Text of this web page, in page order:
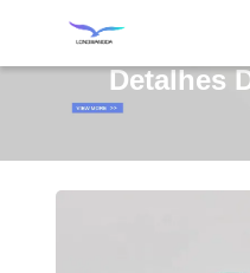
Detalhes